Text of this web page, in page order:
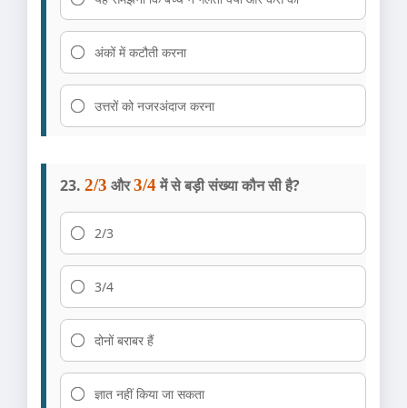
अंकों में कटौती करना
उत्तरों को नजरअंदाज करना
23. 2/3 और3/4में से बड़ी संख्या कौन सी है?
2/3
3/4
दोनों बराबर हैं
ज्ञात नहीं किया जा सकता